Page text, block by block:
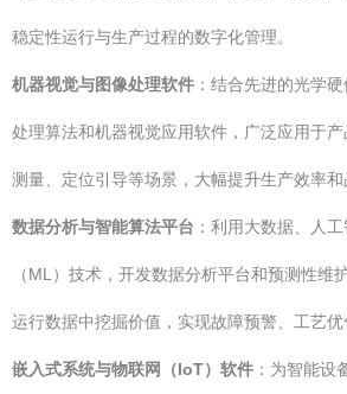
稳定性运行与生产过程的数字化管理。
机器视觉与图像处理软件 ：结合先进的光学
处理算法和机器视觉应用软件，广泛应用于
测量、定位引导等场景，大幅提升生产效率和
数据分析与智能算法平台 ：利用大数据、人
（ML）技术，开发数据分析平台和预测性维
运行数据中挖掘价值，实现故障预警、工艺优
嵌入式系统与物联网（IoT）软件 ：为智能设